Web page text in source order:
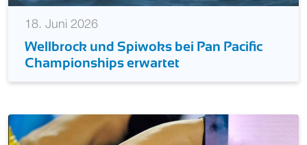
18. Juni 2026
Wellbrock und Spiwoks bei Pan Pacific
Championships erwartet